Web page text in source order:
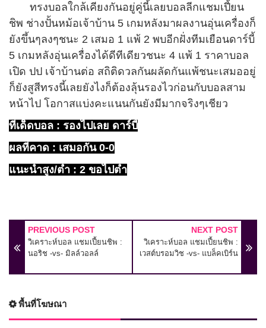
ทรงบอลใกล้เคียงกันอยู่คู่นี้เลยบอลลีกแชมเปี้ยน
ชิพ ช่างปั้นหม้อเจ้าบ้าน 5 เกมหลังมาผลงานอุ่นเครื่องก็
ยังขึ้นๆลงๆชนะ 2 เสมอ 1 แพ้ 2 พบอีกฝั่งทีมเยือนดาร์บี้
5 เกมหลังอุ่นเครื่องได้ดีทีเดียวชนะ 4 แพ้ 1 ราคาบอล
เปิด ปป เจ้าบ้านต่อ สถิติดวลกันผลัดกันแพ้ชนะเสมออยู่
ก็ยังสูสีทรงนี้เลยยังไงก็ต้องลุ้นรองไวก่อนกับบอลสาม
หน้าไป โอกาสแบ่งคะแนนกันยังมีมากจริงๆเชียว
ทีเด็ดบอล : รองไปเลย ดาร์บี้
ผลที่คาด : เสมอกัน 0-0
แนะนำสูง/ตำ่ : 2 ขอไปตำ่
PREVIOUS POST
วิเคราะห์บอล แชมเปี้ยนชิพ :
นอริช -vs- มิลล์วอลล์
NEXT POST
วิเคราะห์บอล แชมเปี้ยนชิพ :
เวสต์บรอมวิช -vs- แบล็คเบิร์น
พื้นที่โฆษณา